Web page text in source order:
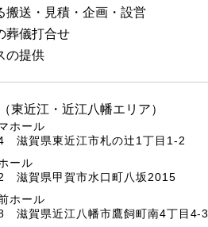
搬送・見積・企画・設営
葬儀打合せ
の提供
東近江・近江八幡エリア）
ホール
滋賀県東近江市札の辻1丁目1-2
ール
滋賀県甲賀市水口町八坂2015
ホール
滋賀県近江八幡市鷹飼町南4丁目4-3